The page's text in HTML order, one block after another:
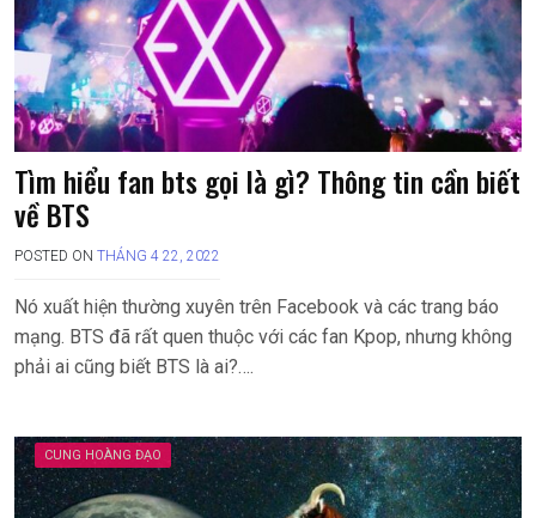
Tìm hiểu fan bts gọi là gì? Thông tin cần biết
về BTS
POSTED ON THÁNG 4 22, 2022
Nó xuất hiện thường xuyên trên Facebook và các trang báo
mạng. BTS đã rất quen thuộc với các fan Kpop, nhưng không
phải ai cũng biết BTS là ai?….
CUNG HOÀNG ĐẠO